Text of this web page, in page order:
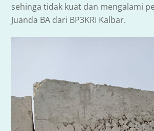
sehinga tidak kuat dan mengalami
Juanda BA dari BP3KRI Kalbar.